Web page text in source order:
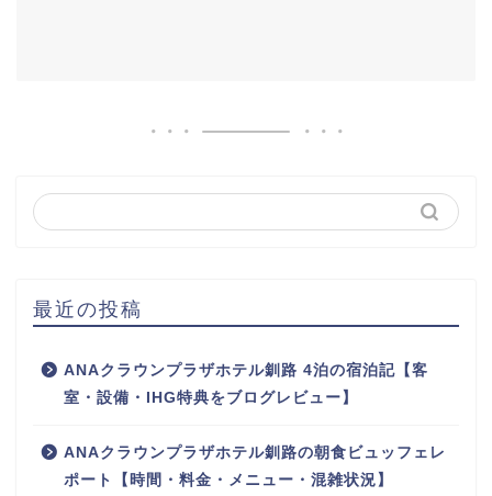
最近の投稿
ANAクラウンプラザホテル釧路 4泊の宿泊記【客
室・設備・IHG特典をブログレビュー】
ANAクラウンプラザホテル釧路の朝食ビュッフェレ
ポート【時間・料金・メニュー・混雑状況】